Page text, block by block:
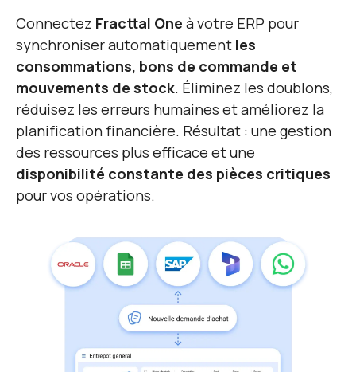
Connectez Fracttal One à votre ERP pour
synchroniser automatiquement les
consommations, bons de commande et
mouvements de stock. Éliminez les doublons,
réduisez les erreurs humaines et améliorez la
planification financière. Résultat : une gestion
des ressources plus efficace et une
disponibilité constante des pièces critiques
pour vos opérations.